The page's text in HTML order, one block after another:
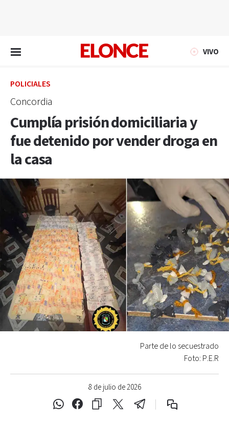
VIVO
POLICIALES
Concordia
Cumplía prisión domiciliaria y
fue detenido por vender droga en
la casa
8 de julio de 2026
Parte de lo secuestrado
Foto: P.E.R